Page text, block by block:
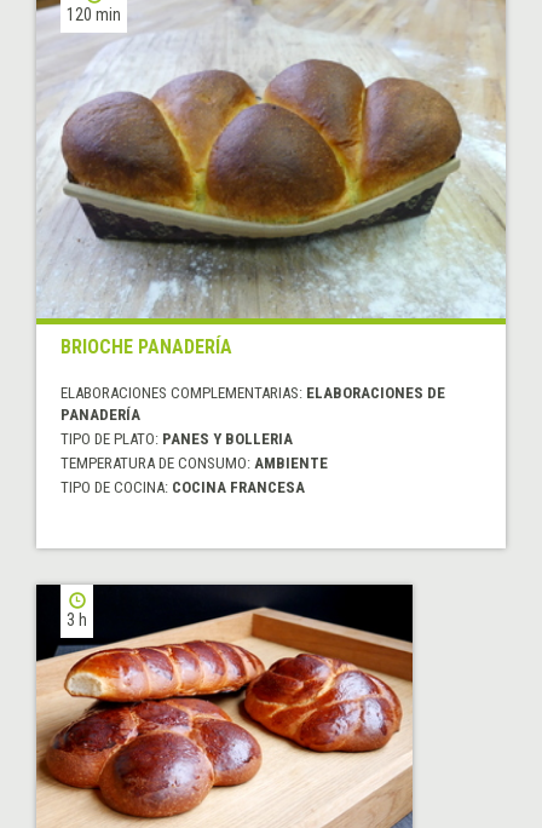
120 min
BRIOCHE PANADERÍA
ELABORACIONES COMPLEMENTARIAS: ELABORACIONES DE
PANADERÍA
TIPO DE PLATO: PANES Y BOLLERIA
TEMPERATURA DE CONSUMO: AMBIENTE
TIPO DE COCINA: COCINA FRANCESA
3 h